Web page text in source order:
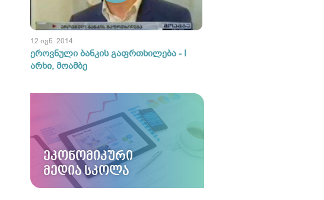
12 ივნ. 2014
ეროვნული ბანკის გაფრთხილება - I
არხი, მოამბე
ᲔᲙᲝᲜᲝᲛᲘᲙᲣᲠᲘ
ᲛᲔᲓᲘᲐ ᲡᲙᲝᲚᲐ